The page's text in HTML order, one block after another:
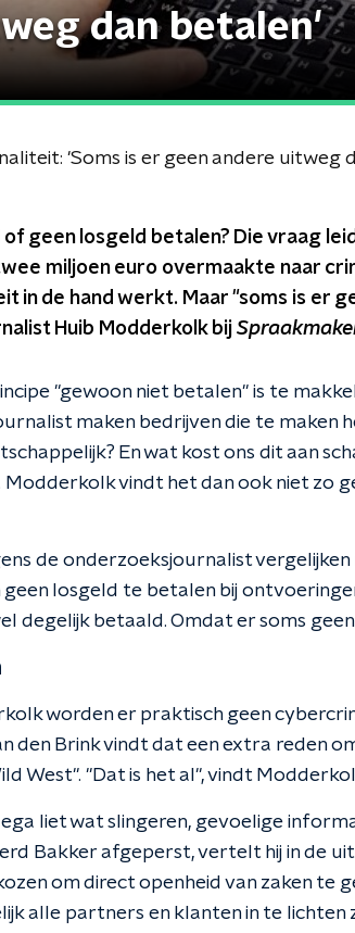
dan betalen'
'Soms is er geen andere uitweg
of geen losgeld betalen? Die vraag
miljoen euro overmaakte naar
in de hand werkt. Maar "soms is er
Huib Modderkolk bij
"gewoon niet betalen" is te
maken bedrijven die te maken
En wat kost ons dit aan
Modderkolk vindt het dan ook niet zo
de onderzoeksjournalist
losgeld te betalen bij
degelijk betaald. Omdat er soms
worden er praktisch geen
den Brink vindt dat een extra reden
West". "Dat is het al", vindt
liet wat slingeren, gevoelige
Bakker afgeperst, vertelt hij in de
om direct openheid van zaken te
alle partners en klanten in te lichten